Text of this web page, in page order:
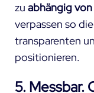
zu abhängig
verpassen so
transparenten
positionieren.
5. Messbar.